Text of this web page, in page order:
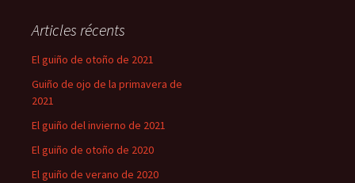
Articles récents
El guiño de otoño de 2021
Guiño de ojo de la primavera de
2021
El guiño del invierno de 2021
El guiño de otoño de 2020
El guiño de verano de 2020